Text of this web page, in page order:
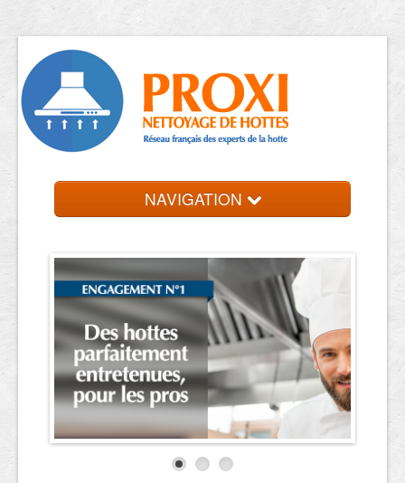
NAVIGATION
Trouver votre entreprise
Contact et devis